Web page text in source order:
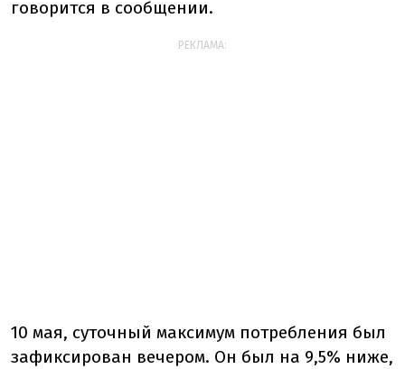
говорится в сообщении.
РЕКЛАМА:
10 мая, суточный максимум потребления был
зафиксирован вечером. Он был на 9,5% ниже,